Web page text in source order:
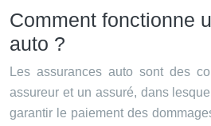
Comment fonctionne
auto ?
Les assurances auto sont des
assureur et un assuré, dans
garantir le paiement des